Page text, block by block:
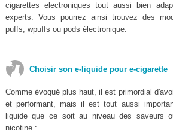
cigarettes electroniques tout aussi bien
experts. Vous pourrez ainsi trouvez des
puffs, wpuffs ou pods électronique.
Choisir son e-liquide pour e-cigarette
Comme évoqué plus haut, il est primordial
et performant, mais il est tout aussi
liquide que ce soit au niveau des saveurs
nicotine :